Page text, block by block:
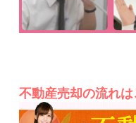
不動産売却の流れは